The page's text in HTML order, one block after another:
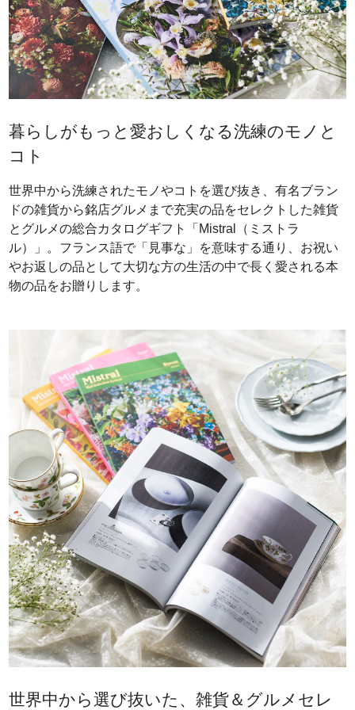
暮らしがもっと愛おしくなる洗練のモノと
コト
世界中から洗練されたモノやコトを選び抜き、有名ブラン
ドの雑貨から銘店グルメまで充実の品をセレクトした雑貨
とグルメの総合カタログギフト「Mistral（ミストラ
ル）」。フランス語で「見事な」を意味する通り、お祝い
やお返しの品として大切な方の生活の中で長く愛される本
物の品をお贈りします。
世界中から選び抜いた、雑貨＆グルメセレ